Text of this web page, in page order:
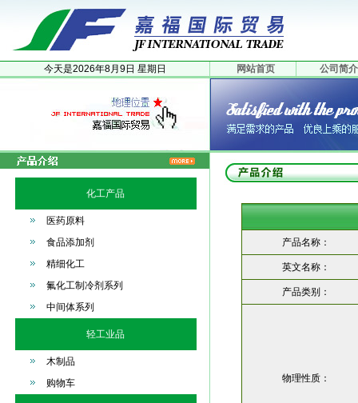
今天是2026年8月 9日 星期日 网站首页 公司简介
化工产品
医药原料
食品添加剂
精细化工
氟化工制冷剂系列
中间体系列
轻工业品
木制品
购物车
产品名称：
英文名称：
产品类别：
物理性质：